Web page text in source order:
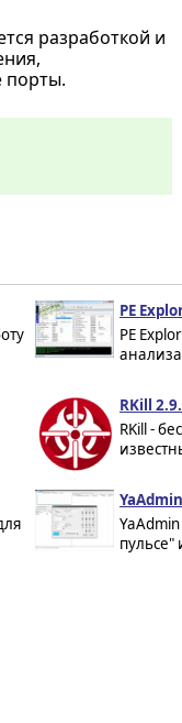
разработкой и
порты.
PE
PE
RKill
RKill -
пульсе"